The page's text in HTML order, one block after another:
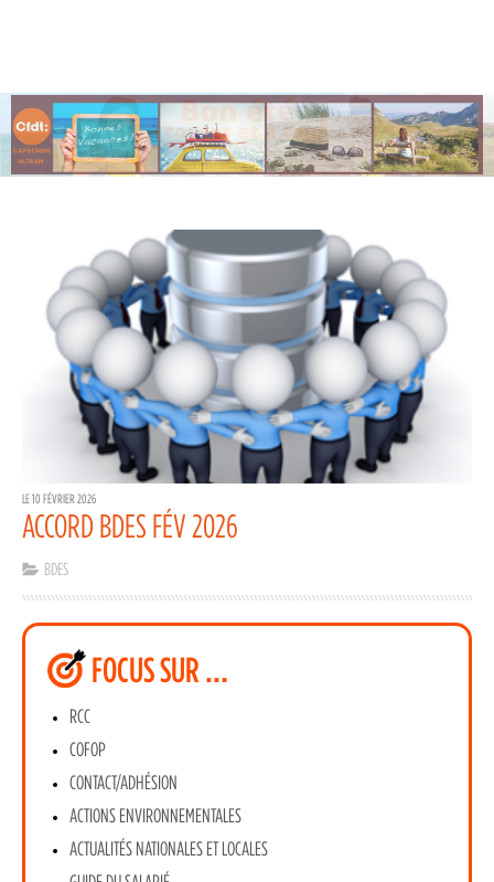
LE 10 FÉVRIER 2026
ACCORD BDES FÉV 2026
BDES
FOCUS SUR …
RCC
COFOP
CONTACT/ADHÉSION
ACTIONS ENVIRONNEMENTALES
ACTUALITÉS NATIONALES ET LOCALES